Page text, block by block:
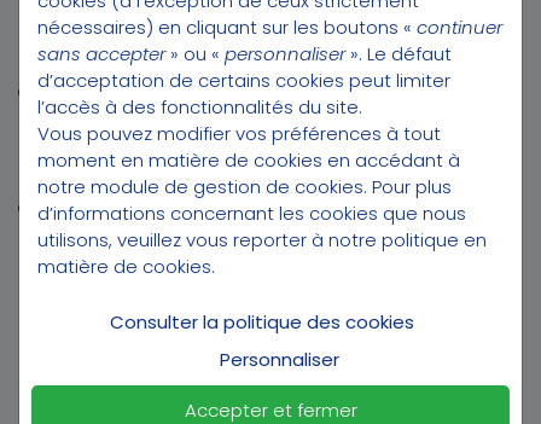
Préfon engagée avec la Fédération Française de handball
Site de l'association
Préfon Collectives
Qui sommes-nous ?
Partenaires
Nous contacter
Contactez nos conseillers Préfon au 30 25
Retraite de la fonction publique territoriale
Retraite de la Fonction publique hospitalière
nécessaires) en cliquant sur les boutons « continuer
sans accepter» ou « personnaliser». Le défaut
d’acceptation de certains cookies peut limiter
l’accès à des fonctionnalités du site.
Vous pouvez modifier vos préférences à tout
moment en matière de cookies en accédant à
notre module de gestion de cookies. Pour plus
d’informations concernant les cookies que nous
utilisons, veuillez vous reporter à notre politique en
matière de cookies.
Consulter la politique des cookies
Personnaliser
Accepter et fermer